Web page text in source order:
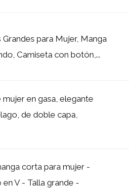
para Mujer, Manga
Camiseta con botón,...
en gasa, elegante
de doble capa,
corta para mujer -
V - Talla grande -